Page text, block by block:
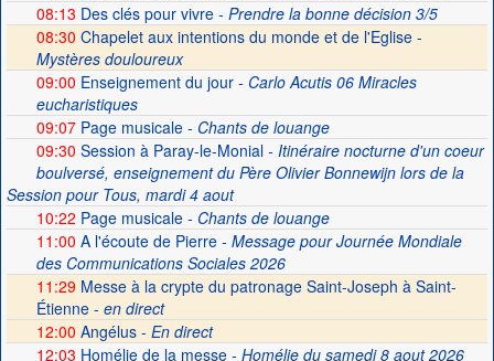
08:13 Des clés pour vivre- Prendre la bonne décision 3/5
08:30 Chapelet aux intentions du monde et de l'Eglise -
Mystères douloureux
09:00 Enseignement du jour- Carlo Acutis 06 Miracles
eucharistiques
09:07Page musicale- Chants de louange
09:30 Session à Paray-le-Monial- Itinéraire nocturne d'un coeur
boulversé, enseignement du Père Olivier Bonnewijn lors de la
Session pour Tous, mardi 4 aout
10:22 Page musicale- Chants de louange
11:00 A l'écoute de Pierre- Message pour Journée Mondiale
des Communications Sociales 2026
11:29 Messe à la crypte du patronage Saint-Joseph à Saint-
Étienne - en direct
12:00 Angélus - En direct
12:03 Homélie de la messe- Homélie du samedi 8 aout 2026